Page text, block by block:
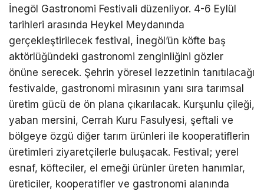
İnegöl Gastronomi Festivali düzenliyor. 4-6 Eylül
tarihleri arasında Heykel Meydanında
gerçekleştirilecek festival, İnegöl’ün köfte baş
aktörlüğündeki gastronomi zenginliğini gözler
önüne serecek. Şehrin yöresel lezzetinin tanıtılacağı
festivalde, gastronomi mirasının yanı sıra tarımsal
üretim gücü de ön plana çıkarılacak. Kurşunlu çileği,
yaban mersini, Cerrah Kuru Fasulyesi, şeftali ve
bölgeye özgü diğer tarım ürünleri ile kooperatiflerin
üretimleri ziyaretçilerle buluşacak. Festival; yerel
esnaf, köfteciler, el emeği ürünler üreten hanımlar,
üreticiler, kooperatifler ve gastronomi alanında